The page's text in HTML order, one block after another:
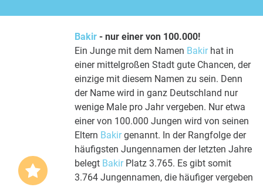
Bakir - nur einer von 100.000!
Ein Junge mit dem Namen Bakirhat in
einer mittelgroßen Stadt gute Chancen, der
einzige mit diesem Namen zu sein. Denn
der Name wird in ganz Deutschland nur
wenige Male pro Jahr vergeben. Nur etwa
einer von 100.000 Jungen wird von seinen
Eltern Bakirgenannt. In der Rangfolge der
häufigsten Jungennamen der letzten Jahre
belegt BakirPlatz 3.765. Es gibt somit
3.764 Jungennamen, die häufiger vergeben